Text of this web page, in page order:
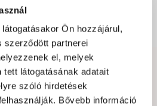
Ön hozzájárul,
szerződött partnerei
el, melyek
látogatásának adatait
szóló hirdetések
Bővebb információ
személy
vagy a termék leírásában?
jelezd nekünk!